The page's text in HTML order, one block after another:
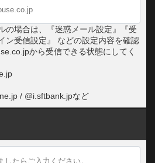
の場合は、『迷惑メール設定』『受
ン受信設定』 などの設定内容を確認
から受信できる状態にしてく
/ @i.sftbank.jpなど